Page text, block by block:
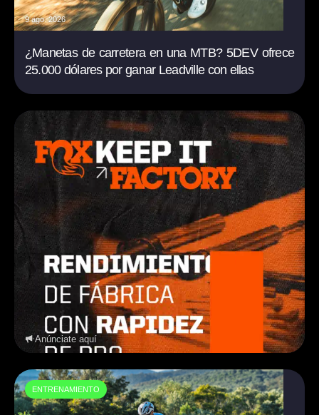
9 ago. 2026
¿Manetas de carretera en una MTB? 5DEV ofrece
25.000 dólares por ganar Leadville con ellas
Anúnciate aquí
ENTRENAMIENTO